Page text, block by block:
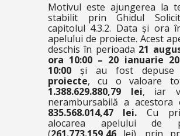
Motivul este ajungerea la
stabilit prin Ghidul
capitolul 4.3.2. Data și ora
apelului de proiecte. Acest
deschis în perioada 21
ora 10:00 – 20 ianuarie
10:00și au fost depuse
proiecte, cu o valoare
1.388.629.880,79 lei, iar
nerambursabilă a acestora
835.568.014,47 lei. Cu
alocarea apelului de